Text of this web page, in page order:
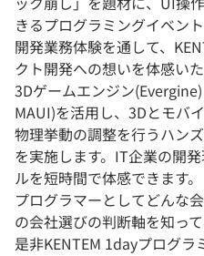
きるプログラミングイベント
開発業務体験を通して、
クト開発への想いを体感い
3Dゲームエンジン
MAUI)を活用し、3Dとモバ
物理挙動の調整を行うハン
を実施します。IT企業の開
ルを短時間で体感できます。
プログラマーとしてどんな
の会社選びの判断軸を知っ
是非KENTEM 1dayプログ